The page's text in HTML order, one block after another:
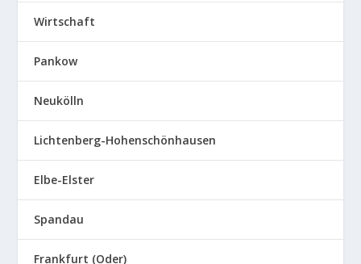
Wirtschaft
Pankow
Neukölln
Lichtenberg-Hohenschönhausen
Elbe-Elster
Spandau
Frankfurt (Oder)